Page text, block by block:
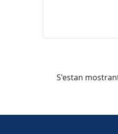
S'estan